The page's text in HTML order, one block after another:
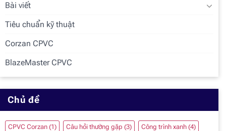
Bài viết
Tiêu chuẩn kỹ thuật
Corzan CPVC
BlazeMaster CPVC
Chủ đề
CPVC Corzan (1) Câu hỏi thường gặp (3) Công trình xanh (4)